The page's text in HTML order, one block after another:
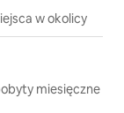
w okolicy
miesięczne